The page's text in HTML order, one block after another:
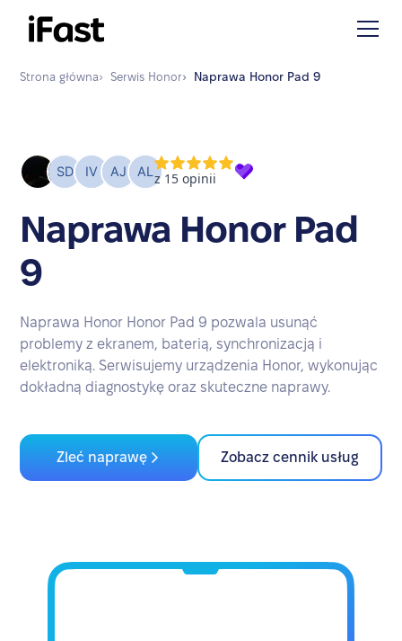
Strona główna› Serwis Honor› Naprawa Honor Pad 9
Naprawa Honor Pad
9
Naprawa Honor Honor Pad 9 pozwala usunąć
problemy z ekranem, baterią, synchronizacją i
elektroniką. Serwisujemy urządzenia Honor, wykonując
dokładną diagnostykę oraz skuteczne naprawy.
Zleć naprawę Zobacz cennik usług